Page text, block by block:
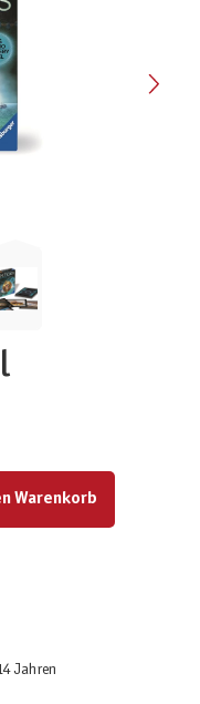
die Schaltflächen um die Anzahl zu
Warenkorb
Jahren